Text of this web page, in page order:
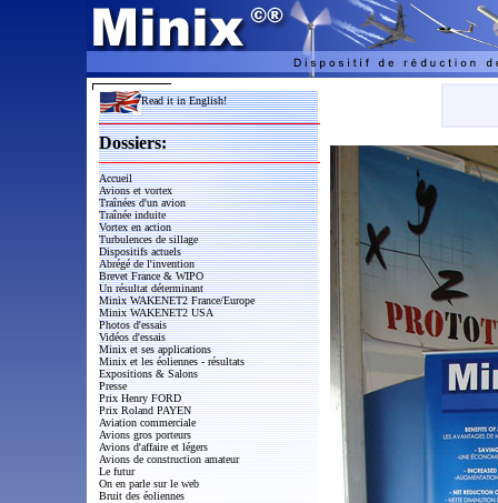
Read it in English!
Dossiers:
Accueil
Avions et vortex
Traînées d'un avion
Traînée induite
Vortex en action
Turbulences de sillage
Dispositifs actuels
Abrégé de l'invention
Brevet France & WIPO
Un résultat déterminant
Minix WAKENET2 France/Europe
Minix WAKENET2 USA
Photos d'essais
Vidéos d'essais
Minix et ses applications
Minix et les éoliennes - résultats
Expositions & Salons
Presse
Prix Henry FORD
Prix Roland PAYEN
Aviation commerciale
Avions gros porteurs
Avions d'affaire et légers
Avions de construction amateur
Le futur
On en parle sur le web
Bruit des éoliennes